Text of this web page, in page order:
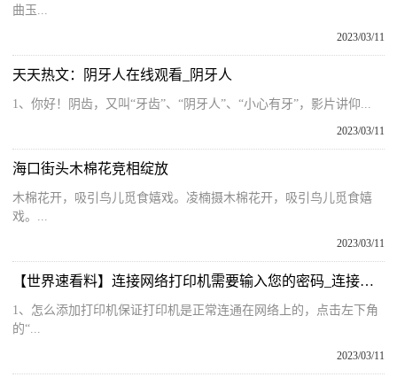
曲玉...
2023/03/11
天天热文：阴牙人在线观看_阴牙人
1、你好！阴齿，又叫“牙齿”、“阴牙人”、“小心有牙”，影片讲仰...
2023/03/11
海口街头木棉花竞相绽放
木棉花开，吸引鸟儿觅食嬉戏。凌楠摄木棉花开，吸引鸟儿觅食嬉
戏。...
2023/03/11
【世界速看料】连接网络打印机需要输入您的密码_连接网络打印机
1、怎么添加打印机保证打印机是正常连通在网络上的，点击左下角
的“...
2023/03/11